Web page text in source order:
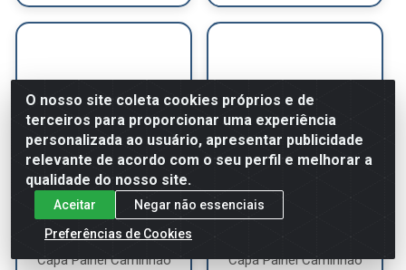
Capa Painel Caminhão
Capa Painel Caminhão
O nosso site coleta cookies próprios e de
terceiros para proporcionar uma experiência
personalizada ao usuário, apresentar publicidade
relevante de acordo com o seu perfil e melhorar a
qualidade do nosso site.
Aceitar
Negar não essenciais
Preferências de Cookies